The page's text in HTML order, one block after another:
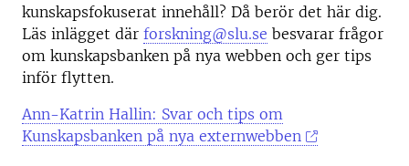
kunskapsfokuserat innehåll? Då berör det här dig.
Läs inlägget där forskning@slu.se besvarar frågor
om kunskapsbanken på nya webben och ger tips
inför flytten.
Ann-Katrin Hallin: Svar och tips om
Kunskapsbanken på nya externwebben